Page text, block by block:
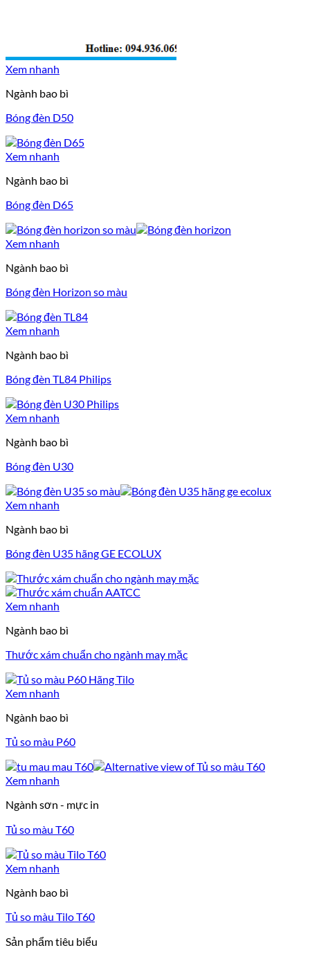
Xem nhanh
Ngành bao bì
Bóng đèn D50
Xem nhanh
Ngành bao bì
Bóng đèn D65
Xem nhanh
Ngành bao bì
Bóng đèn Horizon so màu
Xem nhanh
Ngành bao bì
Bóng đèn TL84 Philips
Xem nhanh
Ngành bao bì
Bóng đèn U30
Xem nhanh
Ngành bao bì
Bóng đèn U35 hãng GE ECOLUX
Xem nhanh
Ngành bao bì
Thước xám chuẩn cho ngành may mặc
Xem nhanh
Ngành bao bì
Tủ so màu P60
Xem nhanh
Ngành sơn - mực in
Tủ so màu T60
Xem nhanh
Ngành bao bì
Tủ so màu Tilo T60
Sản phẩm tiêu biểu